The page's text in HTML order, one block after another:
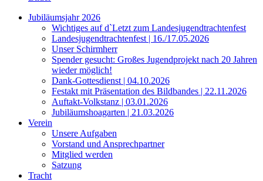
Jubiläumsjahr 2026
Wichtiges auf d`Letzt zum Landesjugendtrachtenfest
Landesjugendtrachtenfest | 16./17.05.2026
Unser Schirmherr
Spender gesucht: Großes Jugendprojekt nach 20 Jahren
wieder möglich!
Dank-Gottesdienst | 04.10.2026
Festakt mit Präsentation des Bildbandes | 22.11.2026
Auftakt-Volkstanz | 03.01.2026
Jubiläumshoagarten | 21.03.2026
Verein
Unsere Aufgaben
Vorstand und Ansprechpartner
Mitglied werden
Satzung
Tracht